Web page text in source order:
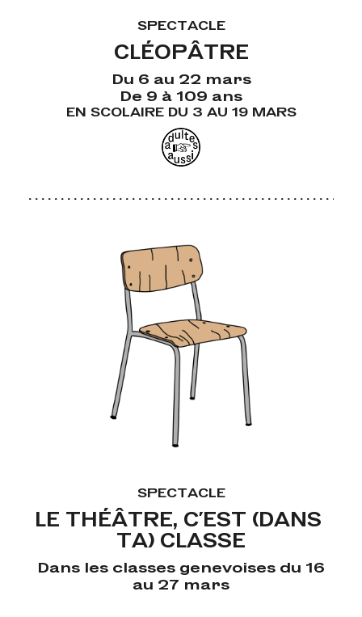
SPECTACLE
CLÉOPÂTRE
Du 6 au 22 mars
De 9 à 109 ans
EN SCOLAIRE DU 3 AU 19 MARS
SPECTACLE
LE THÉÂTRE, C’EST (DANS
TA) CLASSE
Dans les classes genevoises du 16
au 27 mars